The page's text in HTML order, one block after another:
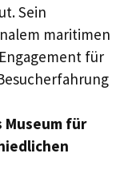
Sein
maritimen
für
Museum für